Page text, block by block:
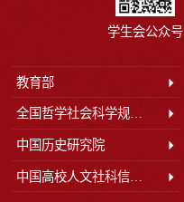
学生会公众号
教育部
全国哲学社会科学规划办公室
中国历史研究院
中国高校人文社科信息网